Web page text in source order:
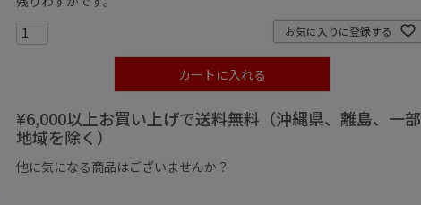
お気に入りに登録する
カートに入れる
¥6,000以上お買い上げで送料無料（沖縄県、離島、一部
地域を除く）
他に気になる商品はございませんか？